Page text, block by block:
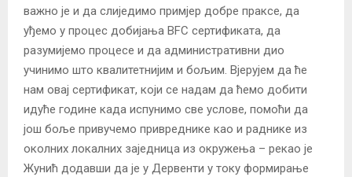
важно је и да слиједимо примјер добре праксе, да
уђемо у процес добијања BFC сертификата, да
разумијемо процесе и да административни дио
учинимо што квалитетнијим и бољим. Вјерујем да ће
нам овај сертификат, који се надам да ћемо добити
идуће године када испунимо све услове, помоћи да
још боље привучемо привреднике као и раднике из
околних локалних заједница из окружења – рекао је
Жунић додавши да је у Дервенти у току формирање